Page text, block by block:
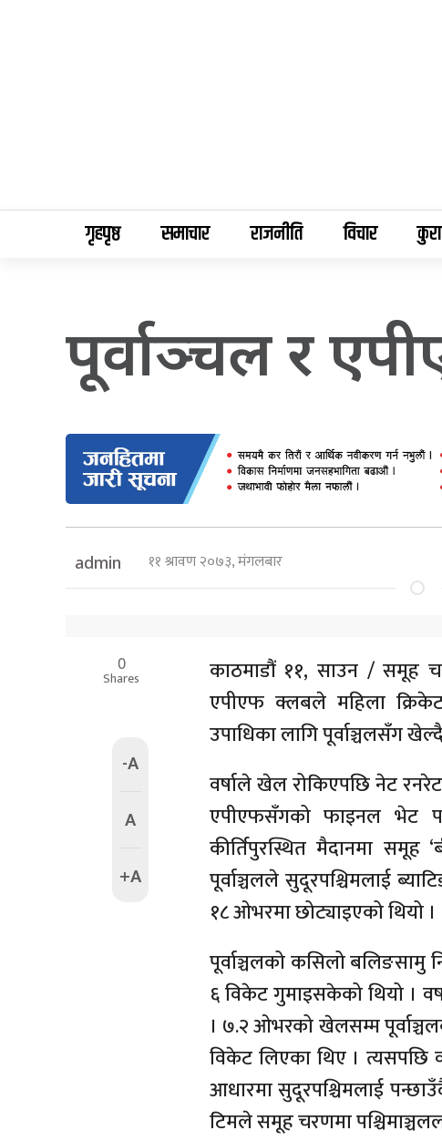
गृहपृष्ठ समाचार राजनीति विचार
पूर्वाञ्चल र
admin ११ श्रावण २०७३, मंगलबार
0
Shares
-A
A
+A
काठमाडौं ११, साउन / समूह
एपीएफ क्लबले महिला
उपाधिका लागि पूर्वाञ्चलसँग
वर्षाले खेल रोकिएपछि नेट
एपीएफसँगको फाइनल भेट
कीर्तिपुरस्थित मैदानमा
पूर्वाञ्चलले सुदूरपश्चिमलाई
१८ ओभरमा छोट्याइएको थियो ।
पूर्वाञ्चलको कसिलो बलिङसामु
६ विकेट गुमाइसकेको थियो ।
। ७.२ ओभरको खेलसम्म
विकेट लिएका थिए ।
आधारमा सुदूरपश्चिमलाई
टिमले समूह चरणमा